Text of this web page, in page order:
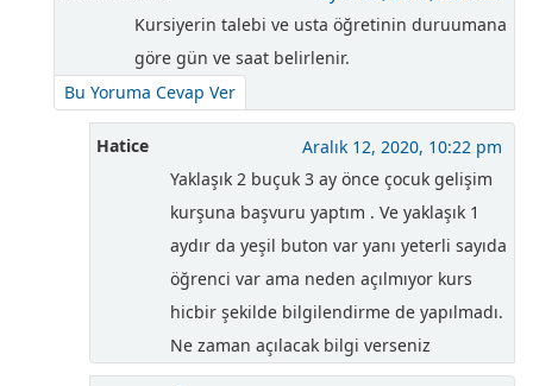
Kursiyerin talebi ve usta öğretinin duruumana
göre gün ve saat belirlenir.
Bu Yoruma Cevap Ver
Hatice
Aralık 12, 2020, 10:22 pm
Yaklaşık 2 buçuk 3 ay önce çocuk gelişim
kurşuna başvuru yaptım . Ve yaklaşık 1
aydır da yeşil buton var yanı yeterli sayıda
öğrenci var ama neden açılmıyor kurs
hicbir şekilde bilgilendirme de yapılmadı.
Ne zaman açılacak bilgi verseniz